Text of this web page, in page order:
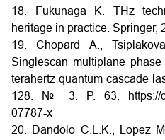
18. Fukunaga K. THz
heritage in practice. Springer,
19. Chopard A.,
Singlescan multiplane
terahertz quantum cascade
128. № 3. P. 63. https://
07787-x
20. Dandolo C.L.K., Lopez